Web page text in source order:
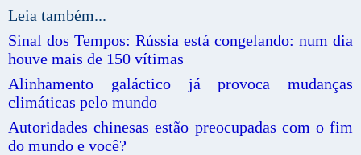
Leia também...
Sinal dos Tempos: Rússia está congelando: num dia
houve mais de 150 vítimas
Alinhamento galáctico já provoca mudanças
climáticas pelo mundo
Autoridades chinesas estão preocupadas com o fim
do mundo e você?